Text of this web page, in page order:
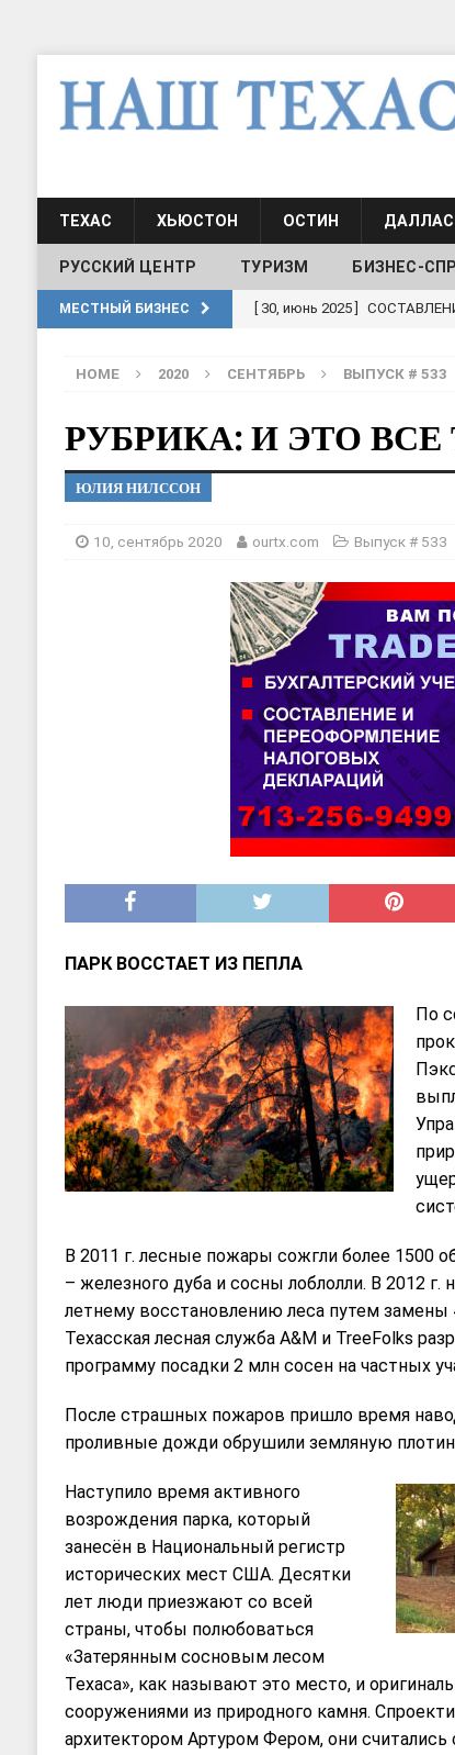
ТЕХАС ХЬЮСТОН ОСТИН ДАЛЛАС
РУССКИЙ ЦЕНТР ТУРИЗМ БИЗНЕС-
МЕСТНЫЙ БИЗНЕС [ 19, июль 2017 ] Классы
[ 19, июль 2017 ] Школа
[ 30, июнь 2025 ]
HOME 2020 СЕНТЯБРЬ ВЫПУСК # 533
РУБРИКА: И ЭТО ВСЕ
ЮЛИЯ НИЛССОН
10, сентябрь 2020 ourtx.com Выпуск # 533
ПАРК ВОССТАЕТ ИЗ ПЕПЛА
По
В 2011 г. лесные пожары сожгли более 1500
– железного дуба и сосны лоблолли. В 2012 г.
летнему восстановлению леса путем
Техасская лесная служба A&M и TreeFolks
программу посадки 2 млн сосен на частных
После страшных пожаров пришло время
проливные дожди обрушили земляную
Наступило время активного
возрождения парка, который
занесён в Национальный регистр
исторических мест США. Десятки
лет люди приезжают со всей
страны, чтобы полюбоваться
«Затерянным сосновым лесом
Техаса», как называют это место, и
сооружениями из природного камня.
архитектором Артуром Фером, они считались